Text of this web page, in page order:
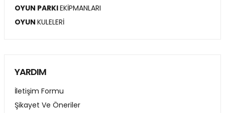
OYUN PARKIEKİPMANLARI
OYUN KULELERİ
YARDIM
İletişim Formu
Şikayet Ve Öneriler